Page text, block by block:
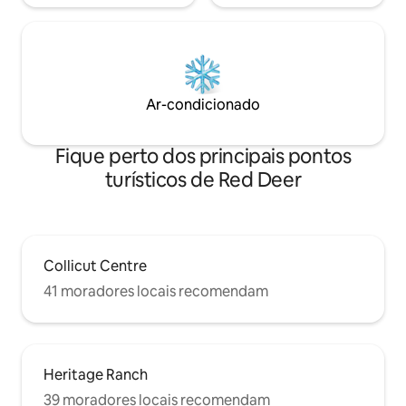
Ar-condicionado
Fique perto dos principais pontos
turísticos de Red Deer
Collicut Centre
41 moradores locais recomendam
Heritage Ranch
39 moradores locais recomendam